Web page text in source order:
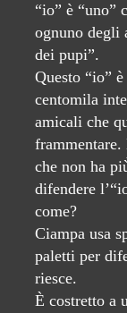
“io” è “uno”
ognuno degli
dei pupi”.
Questo “io”
centomila
amicali che
frammentare.
che non ha
difendere
come?
Ciampa usa
paletti per
riesce.
È costretto a